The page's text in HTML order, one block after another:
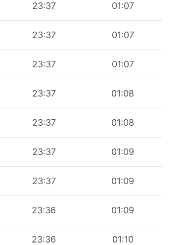
23:37 01:07
23:37 01:07
23:37 01:07
23:37 01:08
23:37 01:08
23:37 01:09
23:37 01:09
23:36 01:09
23:36 01:10